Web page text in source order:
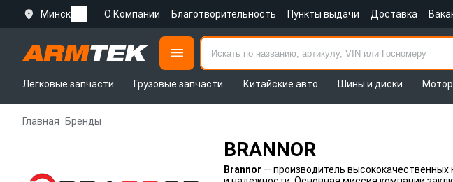
Минск О Компании Благотворительность Пункты выдачи Доставка
Легковые запчасти
Грузовые запчасти Китайские авто Шины и диски
Главная Бренды
BRANNOR
Brannor — производитель